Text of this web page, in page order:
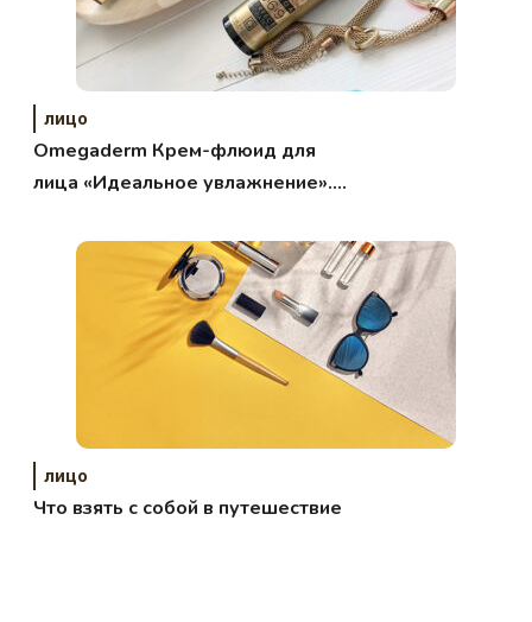
лицо
Omegaderm Крем-флюид для
лица «Идеальное увлажнение».
лицо
Что взять с собой в путешествие